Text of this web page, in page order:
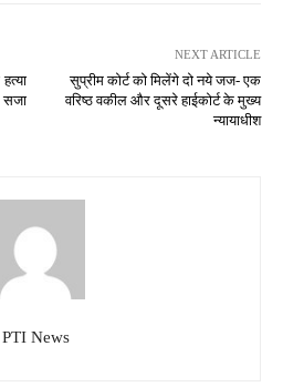
NEXT ARTICLE
सुप्रीम कोर्ट को मिलेंगे दो नये जज- एक
वरिष्ठ वकील और दूसरे हाईकोर्ट के मुख्य
न्यायाधीश
PTI News